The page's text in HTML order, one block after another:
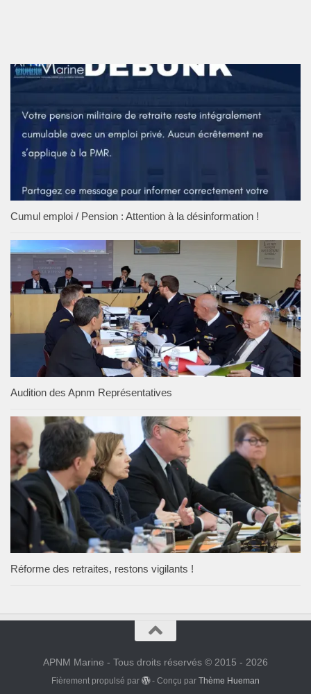
Cumul emploi / Pension : Attention à la désinformation !
Audition des Apnm Représentatives
Réforme des retraites, restons vigilants !
APNM Marine - Tous droits réservés © 2015 - 2026
Fièrement propulsé par - Conçu parThème Hueman